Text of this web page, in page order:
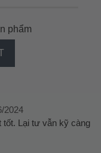
phẩm
2024
tốt. Lại tư vẫn kỹ càng